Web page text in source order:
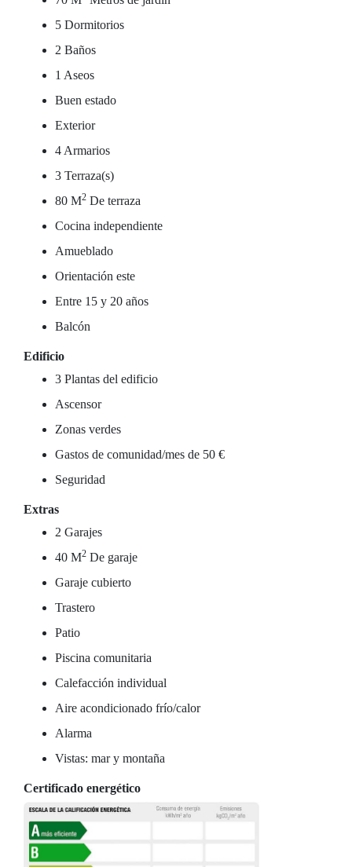
5 Dormitorios
2 Baños
1 Aseos
Buen estado
Exterior
4 Armarios
3 Terraza(s)
80 M2 De terraza
Cocina independiente
Amueblado
Orientación este
Entre 15 y 20 años
Balcón
Edificio
3 Plantas del edificio
Ascensor
Zonas verdes
Gastos de comunidad/mes de 50 €
Seguridad
Extras
2 Garajes
40 M2 De garaje
Garaje cubierto
Trastero
Patio
Piscina comunitaria
Calefacción individual
Aire acondicionado frío/calor
Alarma
Vistas: mar y montaña
Certificado energético